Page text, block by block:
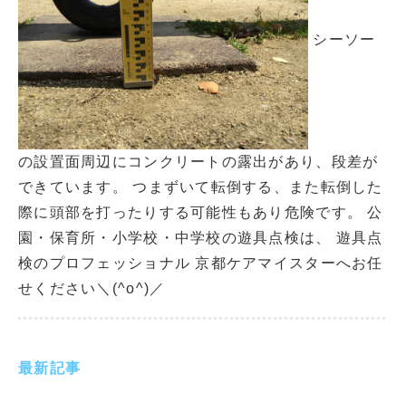
最新記事
シーソー
の設置面周辺にコンクリートの露出があり、段差が
できています。 つまずいて転倒する、また転倒した
際に頭部を打ったりする可能性もあり危険です。 公
園・保育所・小学校・中学校の遊具点検は、 遊具点
検のプロフェッショナル 京都ケアマイスターへお任
せください＼(^o^)／